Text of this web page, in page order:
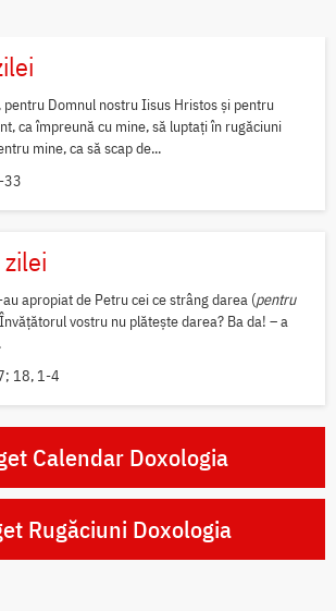
pentru Domnul nostru Iisus Hristos și pentru
ca împreună cu mine, să luptați în rugăciuni
mine, ca să scap de...
33
apropiat de Petru cei ce strâng darea (pentru
vostru nu plătește darea? Ba da! – a
18, 1-4
Calendar Doxologia
Rugăciuni Doxologia